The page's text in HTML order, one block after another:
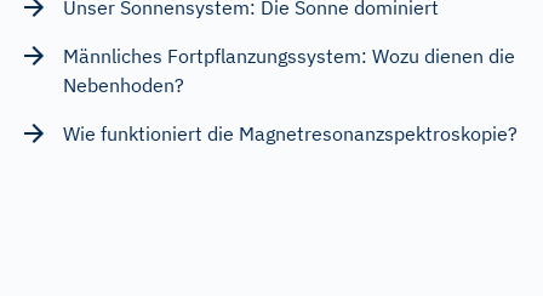
Unser Sonnensystem: Die Sonne dominiert
Männliches Fortpflanzungssystem: Wozu dienen die
Nebenhoden?
Wie funktioniert die Magnetresonanzspektroskopie?